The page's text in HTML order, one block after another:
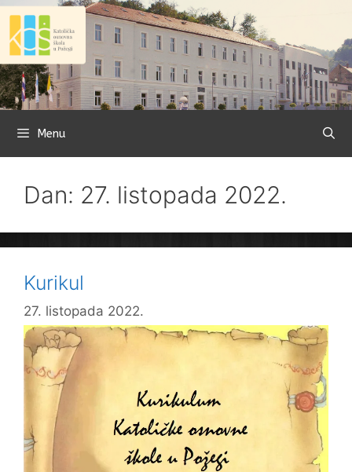
Preskoči
sadržaj
Menu
Dan: 27. listopada 2022.
Kurikul
27. listopada 2022.